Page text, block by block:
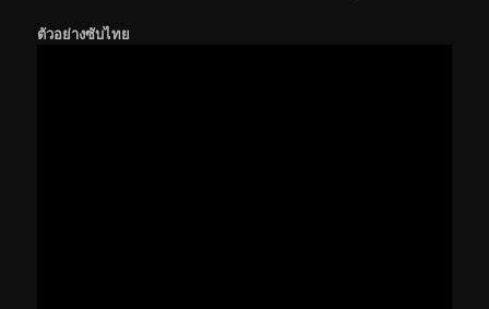
ตัวอย่างซับไทย